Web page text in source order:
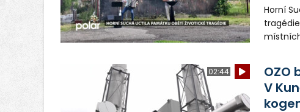
Horní
02:44
OZO
V